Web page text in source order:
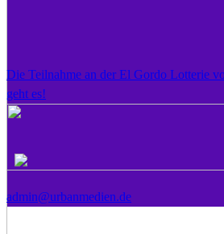
Die Teilnahme an der El Gordo Lotterie
geht es!
admin@urbanmedien.de